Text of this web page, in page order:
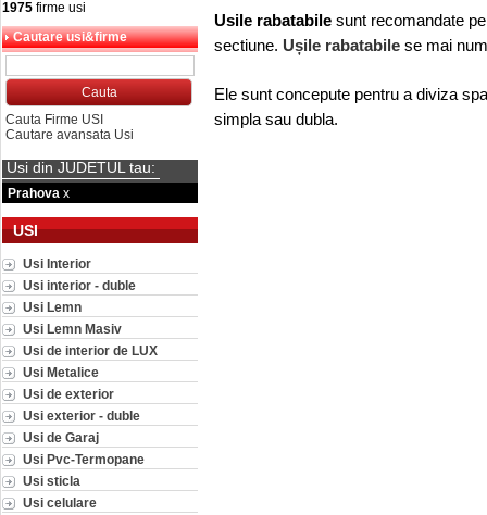
1975 firme usi
Cautare usi&firme
Cauta Firme USI
Cautare avansata Usi
Usi din JUDETUL tau:
Prahova x
USI
Usi Interior
Usi interior - duble
Usi Lemn
Usi Lemn Masiv
Usi de interior de LUX
Usi Metalice
Usi de exterior
Usi exterior - duble
Usi de Garaj
Usi Pvc-Termopane
Usi sticla
Usi celulare
Usile rabatabile sunt recomandate
sectiune. Ușile rabatabile se mai
Ele sunt concepute pentru a diviza
simpla sau dubla.